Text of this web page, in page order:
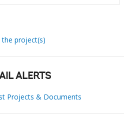
project(s)
ALERTS
Projects & Documents